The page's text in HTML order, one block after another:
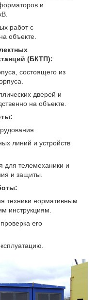
и
работ с
объекте.
(БКТП):
состоящего из
дверей и
на объекте.
линий и устройств
для телемеханики и
и защиты.
техники нормативным
инструкциям.
его